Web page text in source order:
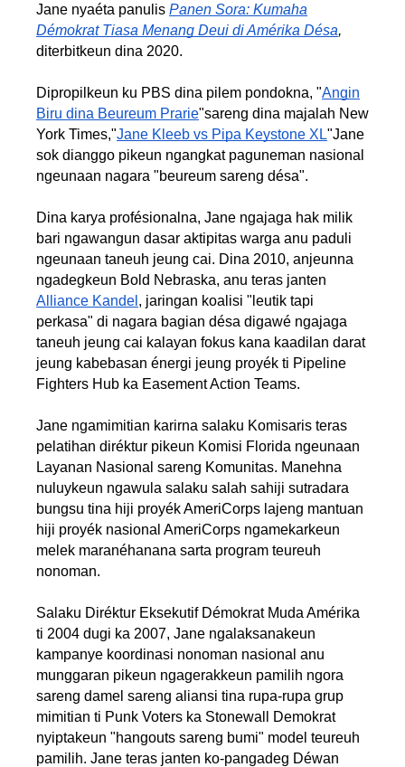
Jane nyaéta panulis Panen Sora: Kumaha
Démokrat Tiasa Menang Deui di Amérika Désa,
diterbitkeun dina 2020.
Dipropilkeun ku PBS dina pilem pondokna, "Angin
Biru dina Beureum Prarie"sareng dina majalah New
York Times,"Jane Kleeb vs Pipa Keystone XL"Jane
sok dianggo pikeun ngangkat paguneman nasional
ngeunaan nagara "beureum sareng désa".
Dina karya profésionalna, Jane ngajaga hak milik
bari ngawangun dasar aktipitas warga anu paduli
ngeunaan taneuh jeung cai. Dina 2010, anjeunna
ngadegkeun Bold Nebraska, anu teras janten
Alliance Kandel , jaringan koalisi "leutik tapi
perkasa" di nagara bagian désa digawé ngajaga
taneuh jeung cai kalayan fokus kana kaadilan darat
jeung kabebasan énergi jeung proyék ti Pipeline
Fighters Hub ka Easement Action Teams.
Jane ngamimitian karirna salaku Komisaris teras
pelatihan diréktur pikeun Komisi Florida ngeunaan
Layanan Nasional sareng Komunitas. Manehna
nuluykeun ngawula salaku salah sahiji sutradara
bungsu tina hiji proyék AmeriCorps lajeng mantuan
hiji proyék nasional AmeriCorps ngamekarkeun
melek maranéhanana sarta program teureuh
nonoman.
Salaku Diréktur Eksekutif Démokrat Muda Amérika
ti 2004 dugi ka 2007, Jane ngalaksanakeun
kampanye koordinasi nonoman nasional anu
munggaran pikeun ngagerakkeun pamilih ngora
sareng damel sareng aliansi tina rupa-rupa grup
mimitian ti Punk Voters ka Stonewall Demokrat
nyiptakeun "hangouts sareng bumi" model teureuh
pamilih. Jane teras janten ko-pangadeg Déwan